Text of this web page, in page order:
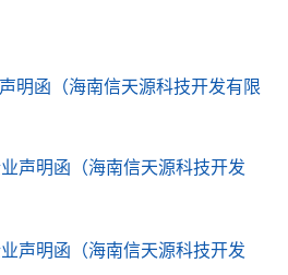
明函（海南信天源科技开发有限
声明函（海南信天源科技开发
声明函（海南信天源科技开发